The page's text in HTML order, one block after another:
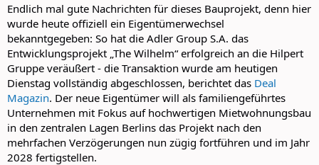
Endlich mal gute Nachrichten für dieses Bauprojekt, denn hier
wurde heute offiziell ein Eigentümerwechsel
bekanntgegeben: So hat die Adler Group S.A. das
Entwicklungsprojekt „The Wilhelm“ erfolgreich an die Hilpert
Gruppe veräußert - die Transaktion wurde am heutigen
Dienstag vollständig abgeschlossen, berichtet das Deal
Magazin. Der neue Eigentümer will als familiengeführtes
Unternehmen mit Fokus auf hochwertigen Mietwohnungsbau
in den zentralen Lagen Berlins das Projekt nach den
mehrfachen Verzögerungen nun zügig fortführen und im Jahr
2028 fertigstellen.